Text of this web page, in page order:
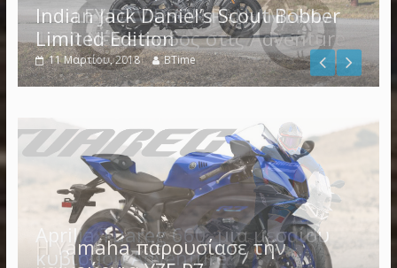
Indian Jack Daniel’s Scout Bobber
Limited Edition
11 Μαρτίου, 2018 BTime
Η Yamaha παρουσίασε την